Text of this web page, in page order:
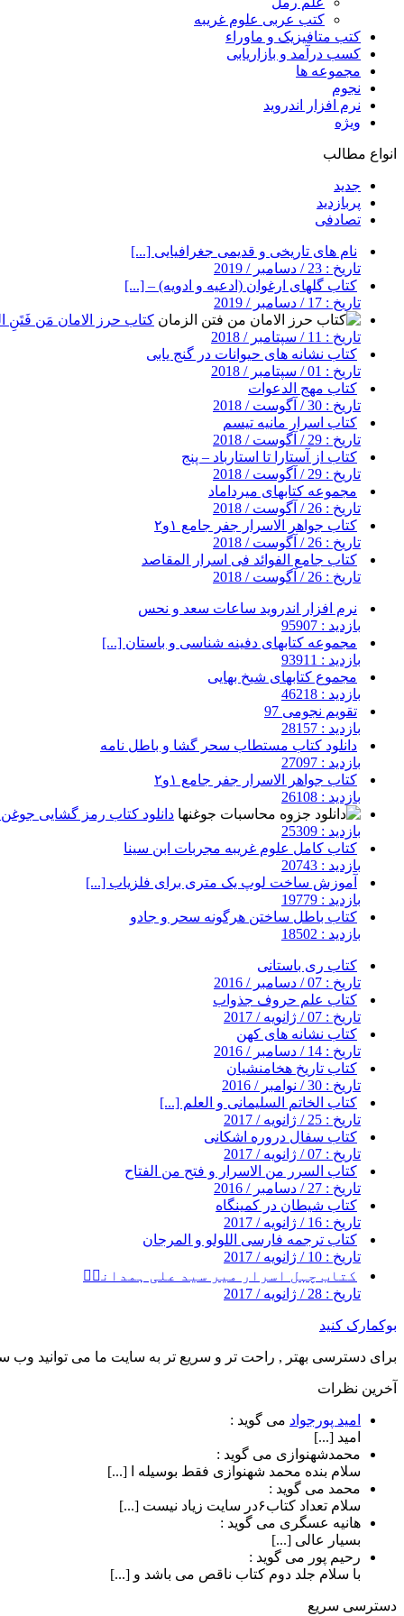
کتب عربی علوم غریبه
کتب متافیزیک و ماوراء
کسب درآمد و بازاریابی
مجموعه ها
نجوم
نرم افزار اندروید
ویژه
انواع مطالب
جدید
پربازدید
تصادفی
نام های تاریخی و قدیمی جغرافیایی [...]
تاریخ : 23 / دسامبر / 2019
کتاب گلهای ارغوان (ادعیه و ادویه) – [...]
تاریخ : 17 / دسامبر / 2019
کتاب حرز الامان مَن فَتَنِ
تاریخ : 11 / سپتامبر / 2018
کتاب نشانه های حیوانات در گنج یابی
تاریخ : 01 / سپتامبر / 2018
کتاب مهج الدعوات
تاریخ : 30 / آگوست / 2018
کتاب اسرار مانیه تیسم
تاریخ : 29 / آگوست / 2018
کتاب از آستارا تا استارباد – پنج
تاریخ : 29 / آگوست / 2018
مجموعه کتابهای میرداماد
تاریخ : 26 / آگوست / 2018
کتاب جواهر الاسرار جفر جامع ۱و۲
تاریخ : 26 / آگوست / 2018
کتاب جامع الفوائد فی اسرار المقاصد
تاریخ : 26 / آگوست / 2018
نرم افزار اندروید ساعات سعد و نحس
بازدید : 95907
مجموعه کتابهای دفینه شناسی و باستان [...]
بازدید : 93911
مجموع کتابهای شیخ بهایی
بازدید : 46218
تقویم نجومی 97
بازدید : 28157
دانلود کتاب مستطاب سحر گشا و باطل نامه
بازدید : 27097
کتاب جواهر الاسرار جفر جامع ۱و۲
بازدید : 26108
دانلود کتاب رمز گشایی
بازدید : 25309
کتاب کامل علوم غریبه مجربات ابن سینا
بازدید : 20743
آموزش ساخت لوپ یک متری برای فلزیاب [...]
بازدید : 19779
کتاب باطل ساختن هرگونه سحر و جادو
بازدید : 18502
کتاب ری باستانی
تاریخ : 07 / دسامبر / 2016
کتاب علم حروف جذواب
تاریخ : 07 / ژانویه / 2017
کتاب نشانه های کهن
تاریخ : 14 / دسامبر / 2016
کتاب تاریخ هخامنشیان
تاریخ : 30 / نوامبر / 2016
کتاب الخاتم السلیمانی و العلم [...]
تاریخ : 25 / ژانویه / 2017
کتاب سفال دروره اشکانی
تاریخ : 07 / ژانویه / 2017
کتاب السرر من الاسرار و فتح من الفتاح
تاریخ : 27 / دسامبر / 2016
کتاب شیطان در کمینگاه
تاریخ : 16 / ژانویه / 2017
کتاب ترجمه فارسی اللولو و المرجان
تاریخ : 10 / ژانویه / 2017
کتاب چہل اسرار میر سید علی ہمدانیؒ
تاریخ : 28 / ژانویه / 2017
بوکمارک کنید
برای دسترسی بهتر , راحت تر و سریع تر به سایت ما می توانید وب
آخرین نظرات
امید پورجواد می گوید :
امید [...]
محمدشهنوازی می گوید :
سلام بنده محمد شهنوازی فقط بوسیله ا [...]
محمد می گوید :
سلام تعداد کتاب۶در سایت زیاد نیست [...]
هانیه عسگری می گوید :
بسیار عالی [...]
رحیم پور می گوید :
با سلام جلد دوم کتاب ناقص می باشد و [...]
دسترسی سریع